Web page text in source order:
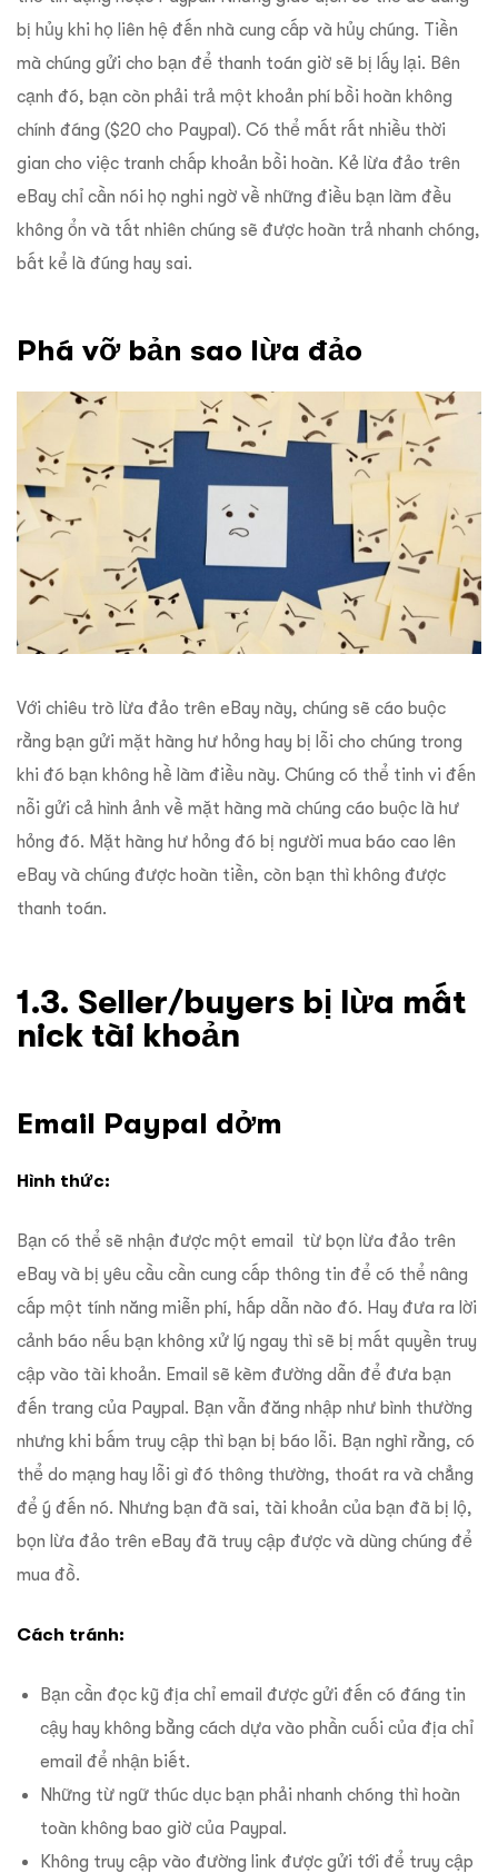
bị hủy khi họ liên hệ đến nhà cung cấp và hủy chúng. Tiền
mà chúng gửi cho bạn để thanh toán giờ sẽ bị lấy lại. Bên
cạnh đó, bạn còn phải trả một khoản phí bồi hoàn không
chính đáng ($20 cho Paypal). Có thể mất rất nhiều thời
gian cho việc tranh chấp khoản bồi hoàn. Kẻ lừa đảo trên
eBay chỉ cần nói họ nghi ngờ về những điều bạn làm đều
không ổn và tất nhiên chúng sẽ được hoàn trả nhanh chóng,
bất kể là đúng hay sai.
Phá vỡ bản sao lừa đảo
Với chiêu trò lừa đảo trên eBay này, chúng sẽ cáo buộc
rằng bạn gửi mặt hàng hư hỏng hay bị lỗi cho chúng trong
khi đó bạn không hề làm điều này. Chúng có thể tinh vi đến
nỗi gửi cả hình ảnh về mặt hàng mà chúng cáo buộc là hư
hỏng đó. Mặt hàng hư hỏng đó bị người mua báo cao lên
eBay và chúng được hoàn tiền, còn bạn thì không được
thanh toán.
1.3. Seller/buyers bị lừa mất
nick tài khoản
Email Paypal dởm
Hình thức:
Bạn có thể sẽ nhận được một email từ bọn lừa đảo trên
eBay và bị yêu cầu cần cung cấp thông tin để có thể nâng
cấp một tính năng miễn phí, hấp dẫn nào đó. Hay đưa ra lời
cảnh báo nếu bạn không xử lý ngay thì sẽ bị mất quyền truy
cập vào tài khoản. Email sẽ kèm đường dẫn để đưa bạn
đến trang của Paypal. Bạn vẫn đăng nhập như bình thường
nhưng khi bấm truy cập thì bạn bị báo lỗi. Bạn nghĩ rằng, có
thể do mạng hay lỗi gì đó thông thường, thoát ra và chẳng
để ý đến nó. Nhưng bạn đã sai, tài khoản của bạn đã bị lộ,
bọn lừa đảo trên eBay đã truy cập được và dùng chúng để
mua đồ.
Cách tránh:
Bạn cần đọc kỹ địa chỉ email được gửi đến có đáng tin
cậy hay không bằng cách dựa vào phần cuối của địa chỉ
email để nhận biết.
Những từ ngữ thúc dục bạn phải nhanh chóng thì hoàn
toàn không bao giờ của Paypal.
Không truy cập vào đường link được gửi tới để truy cập